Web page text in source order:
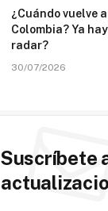
¿Cuándo vuelve
Colombia? Ya
radar?
30/07/2026
Suscríbete